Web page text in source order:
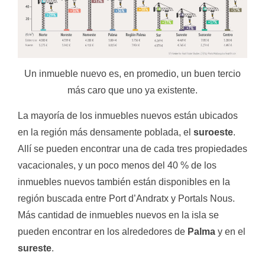
Un inmueble nuevo es, en promedio, un buen tercio
más caro que uno ya existente.
La mayoría de los inmuebles nuevos están ubicados
en la región más densamente poblada, el suroeste.
Allí se pueden encontrar una de cada tres propiedades
vacacionales, y un poco menos del 40 % de los
inmuebles nuevos también están disponibles en la
región buscada entre Port d’Andratx y Portals Nous.
Más cantidad de inmuebles nuevos en la isla se
pueden encontrar en los alrededores de Palma y en el
sureste.